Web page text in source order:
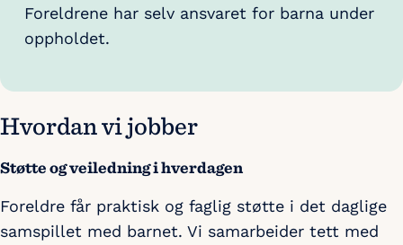
Foreldrene har selv ansvaret for barna under
oppholdet.
Hvordan vi jobber
Støtte og veiledning i hverdagen
Foreldre får praktisk og faglig støtte i det daglige
samspillet med barnet. Vi samarbeider tett med